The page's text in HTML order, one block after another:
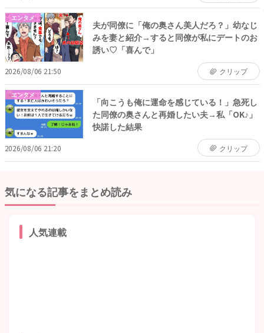
エンタメ
夫が同僚に「俺の奥さん美人だろ？」幼なじ
みを妻と紹介→すると同僚が私にデートのお
誘い♡「喜んで」
2026/08/06 21:50 クリップ
エンタメ
「向こうも俺に運命を感じている！」急死し
た同僚の奥さんと再婚したい夫→私「OK♪」
快諾した結果
2026/08/06 21:20 クリップ
気になる記事をまとめ読み
人気連載